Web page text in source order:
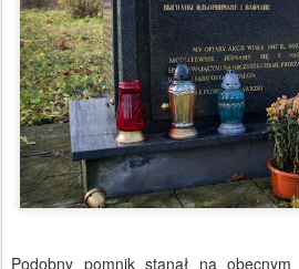
Podobny pomnik stanął na